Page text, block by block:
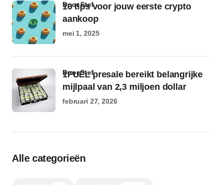
10 tips voor jouw eerste crypto
aankoop
door Stef
mei 1, 2025
1FUEL presale bereikt belangrijke
mijlpaal van 2,3 miljoen dollar
door Stef
februari 27, 2026
Alle categorieën